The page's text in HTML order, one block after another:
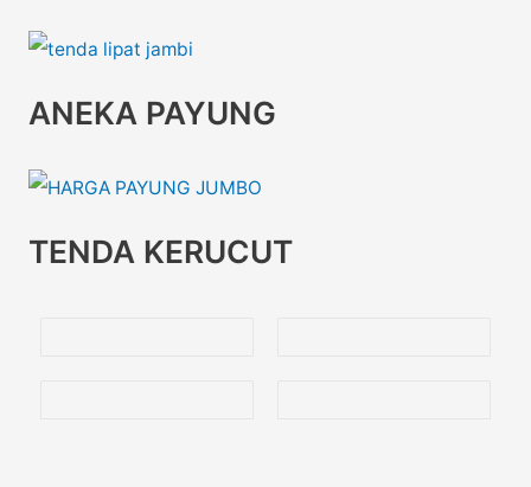
ANEKA PAYUNG
TENDA KERUCUT